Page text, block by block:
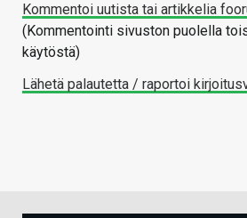
Kommentoi uutista tai artikkelia
(Kommentointi sivuston puolella
käytöstä)
Lähetä palautetta / raportoi